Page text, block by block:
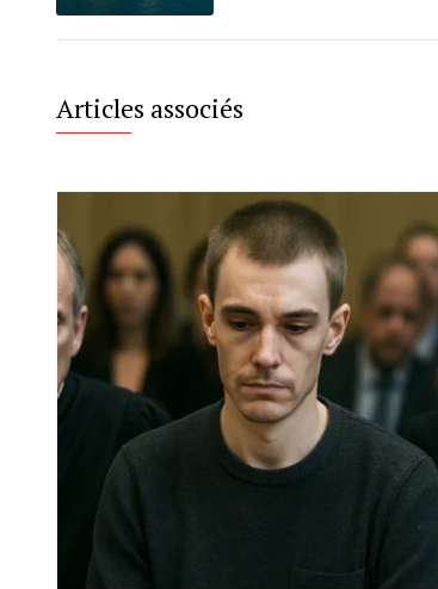
Articles associés